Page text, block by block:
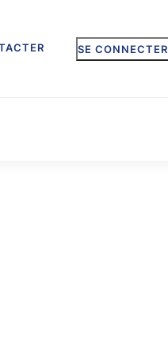
SE CONNECTER